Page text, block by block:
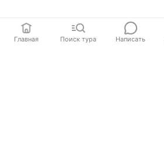
Главная Поиск тура Написать